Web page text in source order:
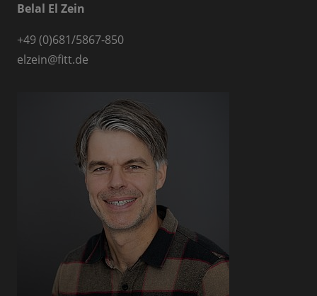
Belal El Zein
+49 (0)681/5867-850
elzein@fitt.de